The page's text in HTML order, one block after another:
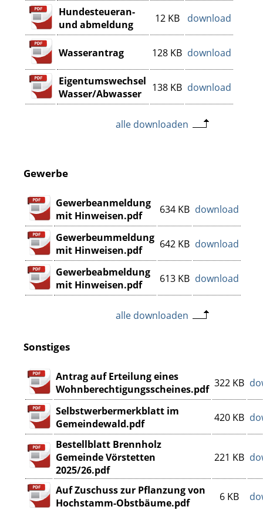
Hundesteueran-
und abmeldung
12 KB download
Wasserantrag 128 KB download
Eigentumswechsel
Wasser/Abwasser
138 KB download
alle downloaden
Gewerbe
Gewerbeanmeldung
mit Hinweisen.pdf
634 KB download
Gewerbeummeldung
mit Hinweisen.pdf
642 KB download
Gewerbeabmeldung
mit Hinweisen.pdf
613 KB download
alle downloaden
Sonstiges
Antrag auf Erteilung eines
Wohnberechtigungsscheines.pdf 322 KB
Selbstwerbermerkblatt im
Gemeindewald.pdf
420 KB
Bestellblatt Brennholz
Gemeinde Vörstetten
2025/26.pdf
221 KB
Auf Zuschuss zur Pflanzung von
Hochstamm-Obstbäume.pdf
6 KB